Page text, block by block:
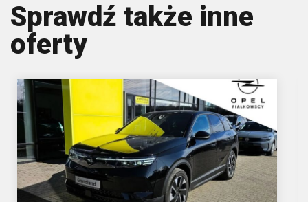
Sprawdź także inne
oferty